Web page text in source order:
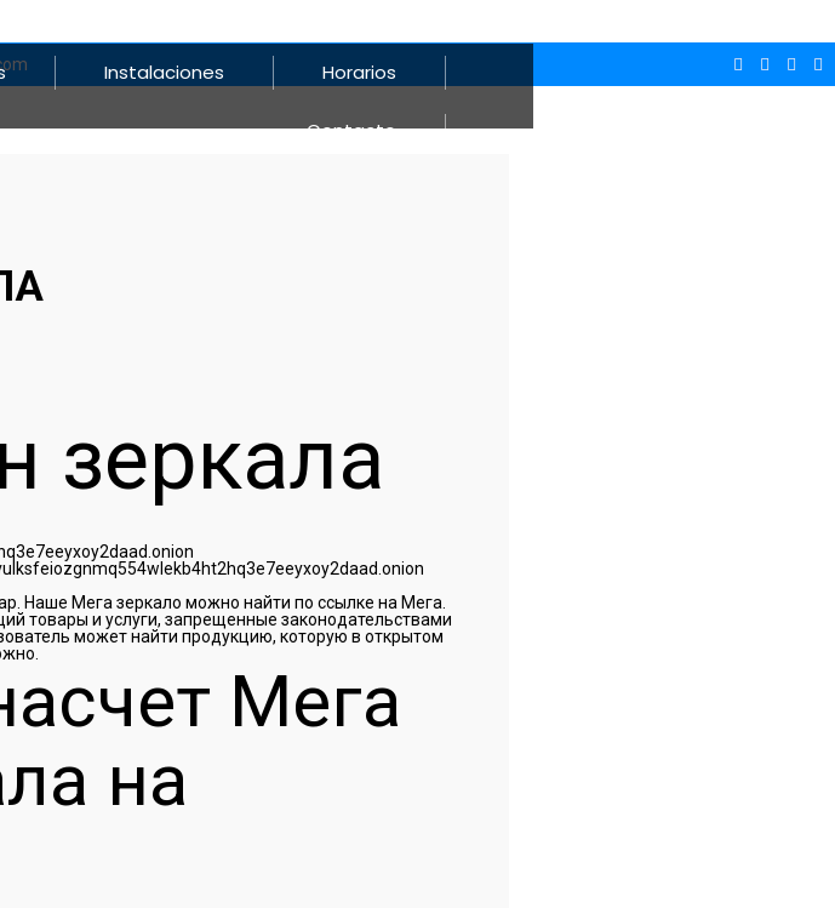
Instalaciones Horarios
Contacto
зеркала
Наше Мега зеркало можно найти по ссылке на Мега.
товары и услуги, запрещенные законодательствами
может найти продукцию, которую в открытом
Мега
на